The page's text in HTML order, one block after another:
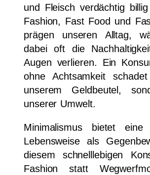
und Fleisch verdächtig
Fashion, Fast Food und
prägen unseren Alltag,
dabei oft die
Augen verlieren. Ein
ohne Achtsamkeit
unserem Geldbeutel,
unserer Umwelt.
Minimalismus bietet eine
Lebensweise als
diesem schnelllebigen
Fashion statt